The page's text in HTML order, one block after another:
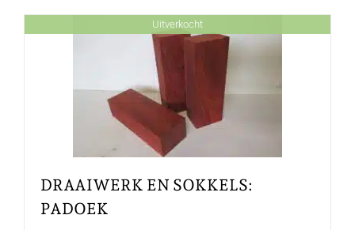
Uitverkocht
DRAAIWERK EN SOKKELS:
PADOEK